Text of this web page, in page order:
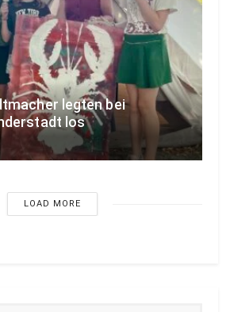
legten bei
los
LOAD MORE